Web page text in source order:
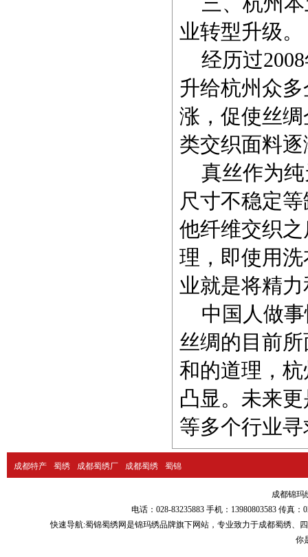
业转型升级。
经历过2008
升给杭州众
涨，促使丝
类交织面料
真丝作为纯
尺寸不稳定
他纤维交织
理，即使用
业就是将精
中国人做事
丝绸的目前
和的道理，
凸显。未来
等多个行业
成都特产 蜀绣 成都蜀绣厂 成都蜀绣 蜀锦
成都锦玛
电话：028-83235883 手机：13980803583 传真
快速导航:蜀锦蜀绣网是锦玛绣品牌旗下网站，专业致力于成都蜀绣、
你